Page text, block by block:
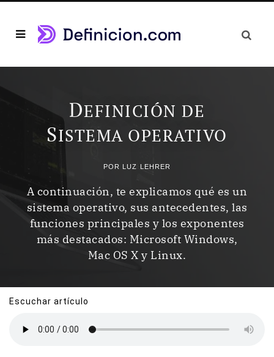
DEFINICIÓN DE
SISTEMA OPERATIVO
POR LUZ LEHRER
A continuación, te explicamos qué es un
sistema operativo, sus antecedentes, las
funciones principales y los exponentes
más destacados: Microsoft Windows,
Mac OS X y Linux.
Escuchar artículo